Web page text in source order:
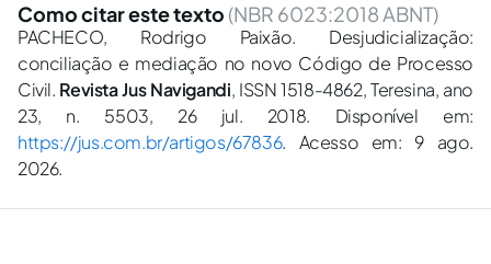
Como citar este texto (NBR 6023:2018 ABNT)
PACHECO, Rodrigo Paixão. Desjudicialização:
conciliação e mediação no novo Código de Processo
Civil. Revista Jus Navigandi, ISSN 1518-4862, Teresina, ano
23, n. 5503, 26 jul. 2018. Disponível em:
https://jus.com.br/artigos/67836. Acesso em: 9 ago.
2026.